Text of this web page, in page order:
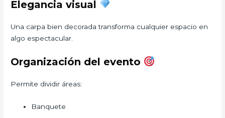
Elegancia visual
Una carpa bien decorada transforma cualquier espacio en
algo espectacular.
Organización del evento
Permite dividir áreas:
Banquete